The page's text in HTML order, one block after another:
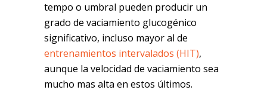
tempo o umbral pueden producir un
grado de vaciamiento glucogénico
significativo, incluso mayor al de
entrenamientos intervalados (HIT),
aunque la velocidad de vaciamiento sea
mucho mas alta en estos últimos.